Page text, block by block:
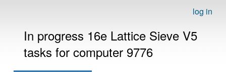
log in
In progress 16e Lattice Sieve V5
tasks for computer 9776